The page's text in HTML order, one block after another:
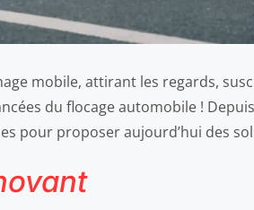
mobile, attirant les regards,
du flocage automobile !
pour proposer aujourd’hui des